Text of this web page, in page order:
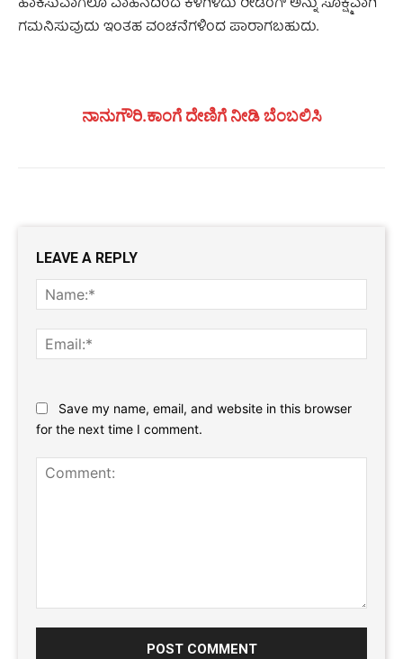
ಗಮನಿಸುವುದು ಇಂತಹ ವಂಚನೆಗಳಿಂದ ಪಾರಾಗಬಹುದು.
ನಾನುಗೌರಿ.ಕಾಂಗೆ ದೇಣಿಗೆ ನೀಡಿ ಬೆಂಬಲಿಸಿ
LEAVE A REPLY
Save my name, email, and website in this browser
for the next time I comment.